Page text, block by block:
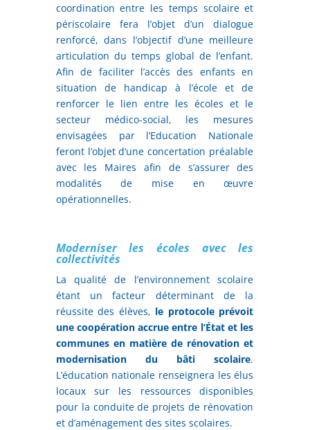
coordination entre les temps scolaire et
périscolaire fera l’objet d’un dialogue
renforcé, dans l’objectif d’une meilleure
articulation du temps global de l’enfant.
Afin de faciliter l’accès des enfants en
situation de handicap à l’école et de
renforcer le lien entre les écoles et le
secteur médico-social, les mesures
envisagées par l’Education Nationale
feront l’objet d’une concertation préalable
avec les Maires afin de s’assurer des
modalités de mise en œuvre
opérationnelles.
Moderniser les écoles avec les
collectivités
La qualité de l’environnement scolaire
étant un facteur déterminant de la
réussite des élèves, le protocole prévoit
une coopération accrue entre l’État et les
communes en matière de rénovation et
modernisation du bâti scolaire.
L’éducation nationale renseignera les élus
locaux sur les ressources disponibles
pour la conduite de projets de rénovation
et d’aménagement des sites scolaires.